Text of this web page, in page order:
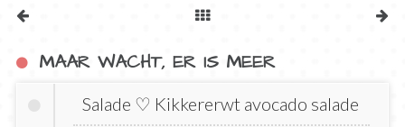
MAAR WACHT, ER IS MEER
Salade ♡ Kikkererwt avocado salade